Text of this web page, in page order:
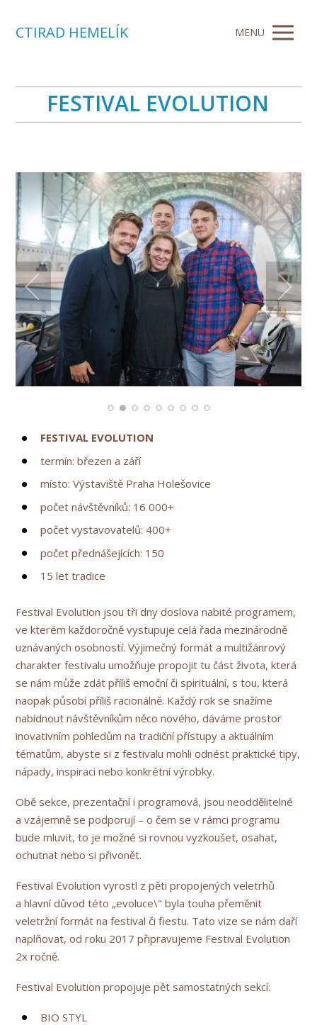
CTIRAD HEMELÍK MENU
FESTIVAL EVOLUTION
FESTIVAL EVOLUTION
termín: březen a září
místo: Výstaviště Praha Holešovice
počet návštěvníků: 16 000+
počet vystavovatelů: 400+
počet přednášejících: 150
15 let tradice
Festival Evolution jsou tři dny doslova nabité programem,
ve kterém každoročně vystupuje celá řada mezinárodně
uznávaných osobností. Výjimečný formát a multižánrový
charakter festivalu umožňuje propojit tu část života, která
se nám může zdát příliš emoční či spirituální, s tou, která
naopak působí příliš racionálně. Každý rok se snažíme
nabídnout návštěvníkům něco nového, dáváme prostor
inovativním pohledům na tradiční přístupy a aktuálním
tématům, abyste si z festivalu mohli odnést praktické tipy,
nápady, inspiraci nebo konkrétní výrobky.
Obě sekce, prezentační i programová, jsou neoddělitelné
a vzájemně se podporují – o čem se v rámci programu
bude mluvit, to je možné si rovnou vyzkoušet, osahat,
ochutnat nebo si přivonět.
Festival Evolution vyrostl z pěti propojených veletrhů
a hlavní důvod této „evoluce\" byla touha přeměnit
veletržní formát na festival či fiestu. Tato vize se nám daří
naplňovat, od roku 2017 připravujeme Festival Evolution
2x ročně.
Festival Evolution propojuje pět samostatných sekcí:
BIO STYL